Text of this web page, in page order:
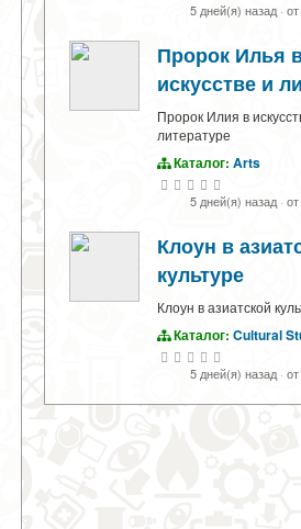
5 дней(я) назад· от
Пророк Илья
искусстве и
Пророк Илия в
литературе
Каталог: Arts
5 дней(я) назад· от
Клоун в
культуре
Клоун в азиатской
Каталог: Cultural
5 дней(я) назад· от